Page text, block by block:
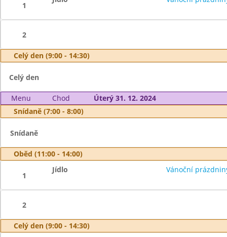
1
2
Celý den (9:00 - 14:30)
Celý den
Menu Chod
Úterý 31. 12. 2024
Snídaně (7:00 - 8:00)
Snídaně
Oběd (11:00 - 14:00)
1
Jídlo Vánoční
2
Celý den (9:00 - 14:30)